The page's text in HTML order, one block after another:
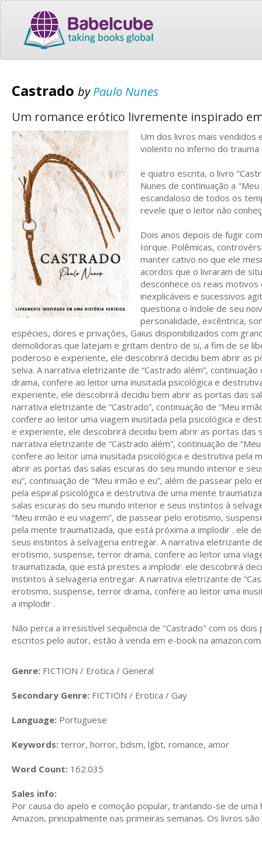
Castrado byPaulo Nunes
Um romance erótico livremente inspirado
Um dos livros mais vendidos
violento no inferno do
e quatro escrita, o livro
Nunes de continuação a
escandaloso de todos os
revele que o leitor não
Dois anos depois de fugir
Iorque. Polêmicas,
manter cativo no que ele
acordos que o livraram de
desconhece os reais
inexplicáveis ​​e sucessivos
questiona o índole de seu
personalidade, excêntrica,
espécies, dores e privações, Gaius disponibilizados com
demolidoras que latejam e gritam dentro de si, a fim de se
poderoso e experiente, ele descobrirá decidiu bem abrir as
selva. A narrativa eletrizante de “Castrado além”,
drama, confere ao leitor uma inusitada psicológica e
experiente, ele descobrirá decidiu bem abrir as portas das
narrativa eletrizante de “Castrado”, continuação de “Meu
confere ao leitor uma viagem inusitada pela psicológica e
e experiente, ele descobrirá decidiu bem abrir as portas
narrativa eletrizante de “Castrado além”, continuação de
confere ao leitor uma inusitada psicológica e destrutiva pela
abrir as portas das salas escuras do seu mundo interior e
eu”, continuação de “Meu irmão e eu”, além de passear
pela espiral psicológica e destrutiva de uma mente
salas escuras do seu mundo interior e seus instintos à
“Meu irmão e eu viagem”, de passear pelo erotismo,
pela mente traumatizada, que está próxima a implodir . ele
seus instintos à selvageria entregar. A narrativa eletrizante
erotismo, suspense, terror drama, confere ao leitor uma
traumatizada, que está prestes a implodir. ele descobrirá
instintos à selvageria entregar. A narrativa eletrizante de
erotismo, suspense, terror drama, confere ao leitor uma
a implodir .
Não perca a irresistível sequência de "Castrado" com os
escritos pelo autor, estão à venda em e-book na
Genre: FICTION / Erotica / General
Secondary Genre: FICTION / Erotica / Gay
Language: Portuguese
Keywords: terror, horror, bdsm, lgbt, romance, amor
Word Count: 162.035
Sales info:
Por causa do apelo e comoção popular, trantando-se de
Amazon, principalmente nas primeiras semanas. Os livros